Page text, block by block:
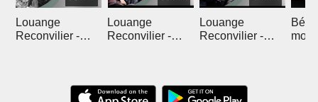
Louange
Reconvilier -
Louange
Reconvilier -
Louange
Reconvilier -